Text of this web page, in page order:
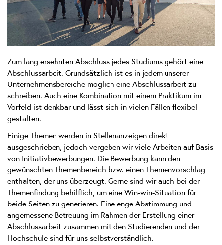
Zum lang ersehnten Abschluss jedes Studiums gehört eine
Abschlussarbeit. Grundsätzlich ist es in jedem unserer
Unternehmensbereiche möglich eine Abschlussarbeit zu
schreiben. Auch eine Kombination mit einem Praktikum im
Vorfeld ist denkbar und lässt sich in vielen Fällen flexibel
gestalten.
Einige Themen werden in Stellenanzeigen direkt
ausgeschrieben, jedoch vergeben wir viele Arbeiten auf Basis
von Initiativbewerbungen. Die Bewerbung kann den
gewünschten Themenbereich bzw. einen Themenvorschlag
enthalten, der uns überzeugt. Gerne sind wir auch bei der
Themenfindung behilflich, um eine Win-win-Situation für
beide Seiten zu generieren. Eine enge Abstimmung und
angemessene Betreuung im Rahmen der Erstellung einer
Abschlussarbeit zusammen mit den Studierenden und der
Hochschule sind für uns selbstverständlich.